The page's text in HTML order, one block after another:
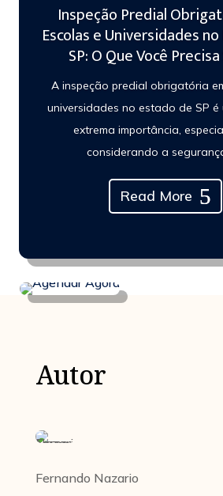
Inspeção Predial
Escolas e Universidades
SP: O Que Você
A inspeção predial obrigatória
universidades no estado de SP é
extrema importância,
considerando a
Read More
Autor
Fernando Nazario